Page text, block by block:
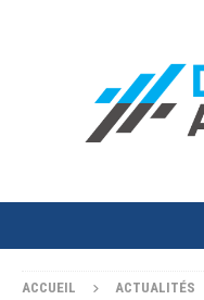
ACCUEIL ACTUALITÉS